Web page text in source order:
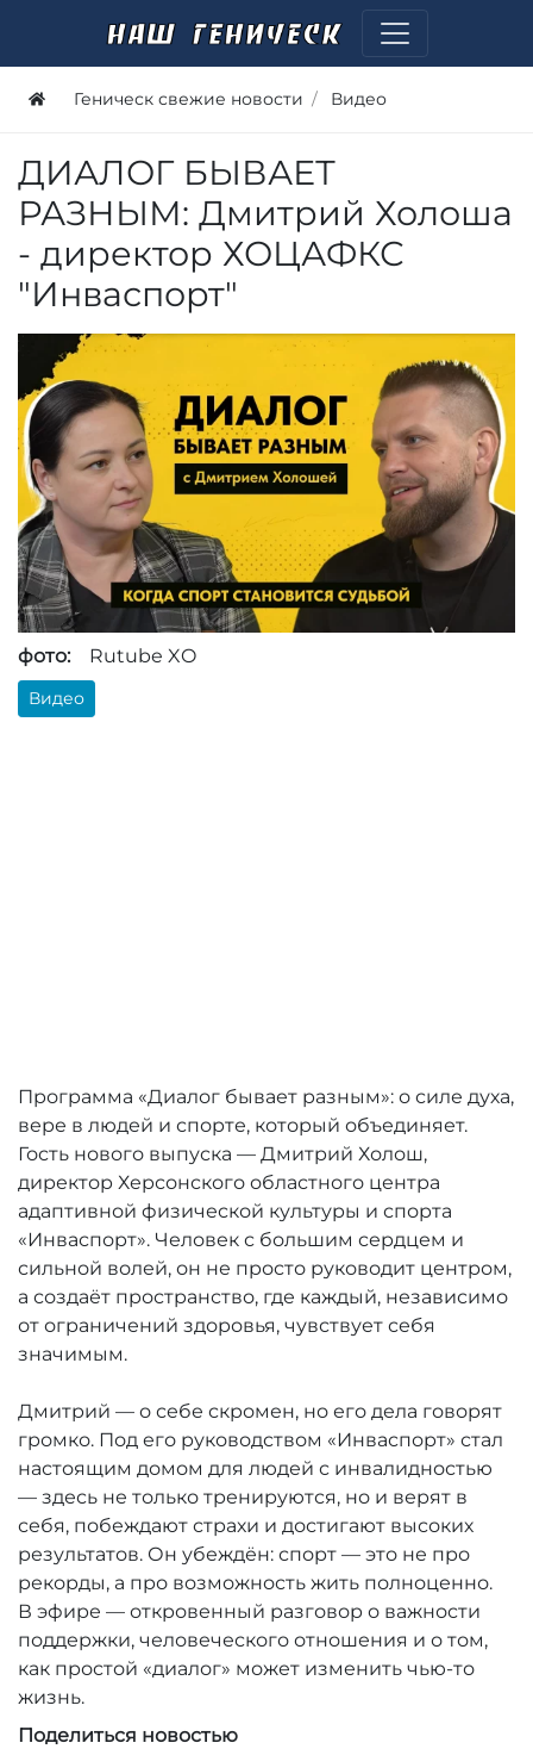
Геническ свежие новости Видео
ДИАЛОГ БЫВАЕТ
РАЗНЫМ: Дмитрий Холоша
- директор ХОЦАФКС
"Инваспорт"
фото: Rutube XO
Видео
Программа «Диалог бывает разным»: о силе духа,
вере в людей и спорте, который объединяет.
Гость нового выпуска — Дмитрий Холош,
директор Херсонского областного центра
адаптивной физической культуры и спорта
«Инваспорт». Человек с большим сердцем и
сильной волей, он не просто руководит центром,
а создаёт пространство, где каждый, независимо
от ограничений здоровья, чувствует себя
значимым.
Дмитрий — о себе скромен, но его дела говорят
громко. Под его руководством «Инваспорт» стал
настоящим домом для людей с инвалидностью
— здесь не только тренируются, но и верят в
себя, побеждают страхи и достигают высоких
результатов. Он убеждён: спорт — это не про
рекорды, а про возможность жить полноценно.
В эфире — откровенный разговор о важности
поддержки, человеческого отношения и о том,
как простой «диалог» может изменить чью-то
жизнь.
Поделиться новостью